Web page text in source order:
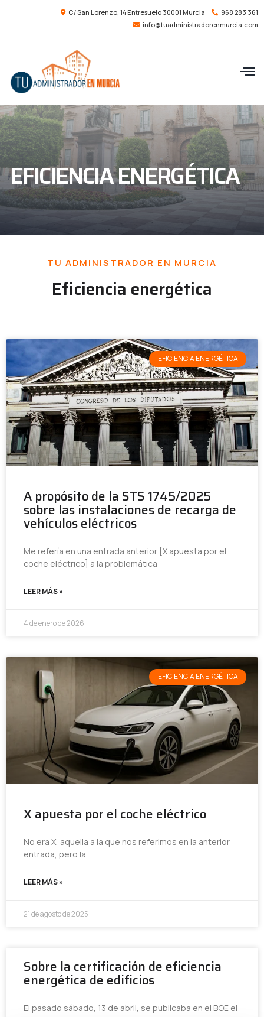
C/ San Lorenzo, 14 Entresuelo 30001 Murcia
968 283 361
info@tuadministradorenmurcia.com
EFICIENCIA ENERGÉTICA
TU ADMINISTRADOR EN MURCIA
Eficiencia energética
EFICIENCIA ENERGÉTICA
A propósito de la STS 1745/2025
sobre las instalaciones de recarga de
vehículos eléctricos
Me refería en una entrada anterior [X apuesta por el
coche eléctrico] a la problemática
LEER MÁS »
4 de enero de 2026
EFICIENCIA ENERGÉTICA
X apuesta por el coche eléctrico
No era X, aquella a la que nos referimos en la anterior
entrada, pero la
LEER MÁS »
21 de agosto de 2025
Sobre la certificación de eficiencia
energética de edificios
El pasado sábado, 13 de abril, se publicaba en el BOE el